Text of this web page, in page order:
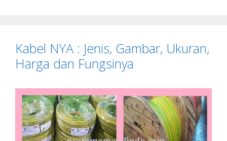
Kabel NYA : Jenis, Gambar, Ukuran,
Harga dan Fungsinya